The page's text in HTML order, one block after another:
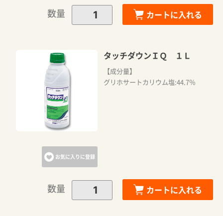
数量 カートに入れる
お気に入りに登録
タッチダウンＩＱ １Ｌ
【成分量】
グリホサートカリウム塩:44.7％
数量 カートに入れる